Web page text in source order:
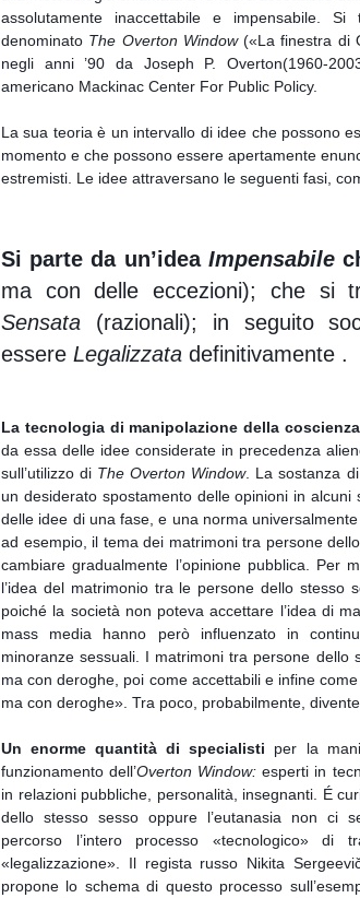
assolutamente inaccettabile e impensabile.
denominato The Overton Window («La finestra di
negli anni ’90 da Joseph P. Overton(1960-
americano Mackinac Center For Public Policy.
La sua teoria è un intervallo di idee che possono
momento e che possono essere apertamente
estremisti. Le idee attraversano le seguenti fasi,
Si parte da un’idea Impensabile
ma con delle eccezioni); che si
Sensata (razionali); in seguito
essere Legalizzata definitivamente .
La tecnologia di manipolazione della coscienza
da essa delle idee considerate in precedenza
sull’utilizzo di The Overton Window. La sostanza
un desiderato spostamento delle opinioni in alcuni
delle idee di una fase, e una norma
ad esempio, il tema dei matrimoni tra persone
cambiare gradualmente l’opinione pubblica. Per
l’idea del matrimonio tra le persone dello stesso
poiché la società non poteva accettare l’idea di
mass media hanno però influenzato in
minoranze sessuali. I matrimoni tra persone dello
ma con deroghe, poi come accettabili e infine
ma con deroghe». Tra poco, probabilmente,
Un enorme quantità di specialisti per la
funzionamento dell’Overton Window: esperti in
in relazioni pubbliche, personalità, insegnanti. É
dello stesso sesso oppure l’eutanasia non ci
percorso l’intero processo «tecnologico» di
«legalizzazione». Il regista russo Nikita
propone lo schema di questo processo